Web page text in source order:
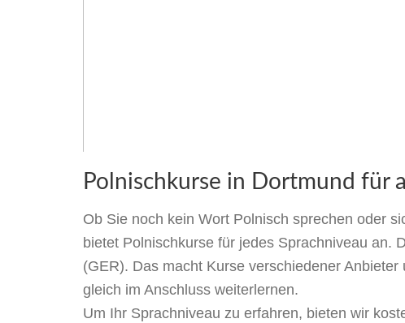
Polnischkurse in Dortmund für
Ob Sie noch kein Wort Polnisch sprechen oder
bietet Polnischkurse für jedes Sprachniveau an.
(GER). Das macht Kurse verschiedener
gleich im Anschluss weiterlernen.
Um Ihr Sprachniveau zu erfahren, bieten wir